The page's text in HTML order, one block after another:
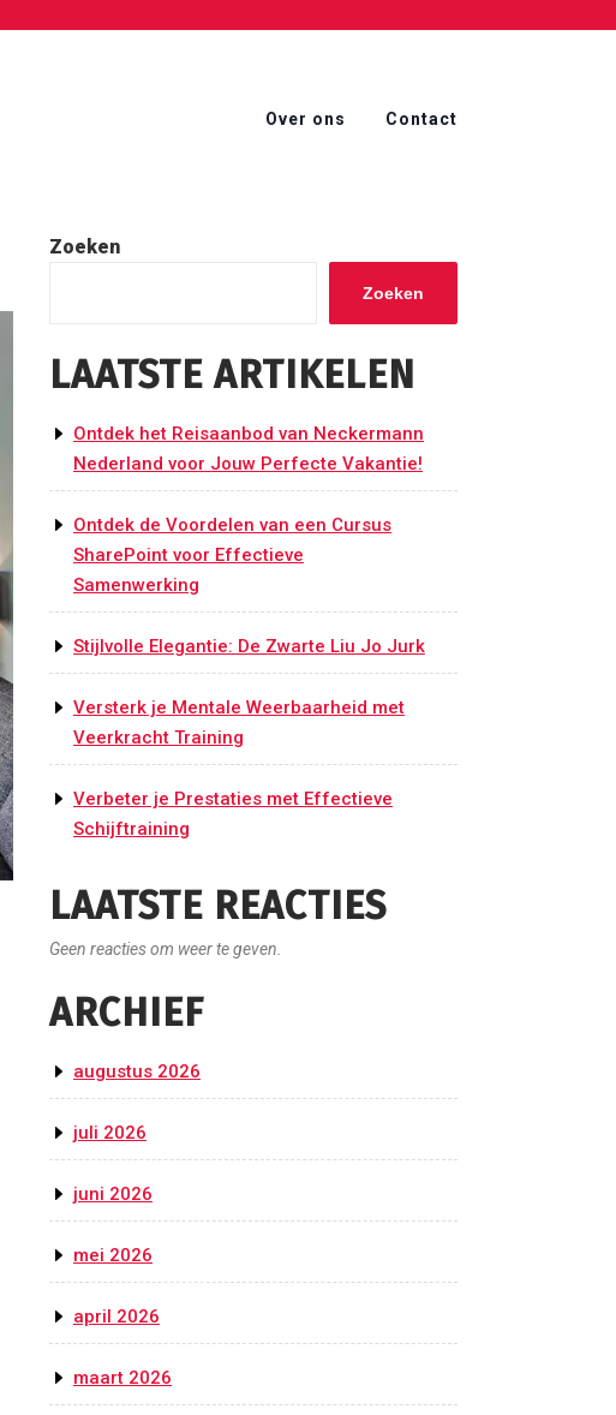
Over ons Contact
Zoeken
Zoeken
LAATSTE ARTIKELEN
Ontdek het Reisaanbod van Neckermann
Nederland voor Jouw Perfecte Vakantie!
Ontdek de Voordelen van een Cursus
SharePoint voor Effectieve
Samenwerking
Stijlvolle Elegantie: De Zwarte Liu Jo Jurk
Versterk je Mentale Weerbaarheid met
Veerkracht Training
Verbeter je Prestaties met Effectieve
Schijftraining
LAATSTE REACTIES
Geen reacties om weer te geven.
ARCHIEF
augustus 2026
juli 2026
juni 2026
mei 2026
april 2026
maart 2026